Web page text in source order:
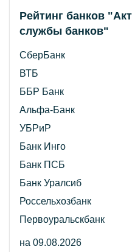
Рейтинг банков
службы банков"
СберБанк
ВТБ
ББР Банк
Альфа-Банк
УБРиР
Банк Инго
Банк ПСБ
Банк Уралсиб
Россельхозбанк
Первоуральскбанк
на 09.08.2026